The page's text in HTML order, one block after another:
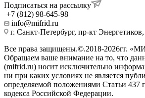
Подписаться на рассылку
+7 (812) 98-645-98
info@mifrid.ru
г. Санкт-Петербург, пр-кт
Все права защищены.©.2018-2026гг.
Обращаем ваше внимание на то, что
(mifrid.ru) носит исключительно
ни при каких условиях не является
определяемой положениями Статьи 437
кодекса Российской Федерации.